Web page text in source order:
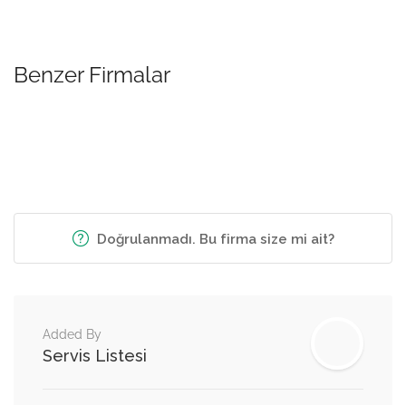
Benzer Firmalar
Doğrulanmadı. Bu firma size mi ait?
Added By
Servis Listesi